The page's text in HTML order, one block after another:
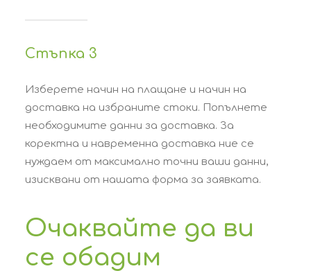
Стъпка 3
Изберете начин на плащане и начин на
доставка на избраните стоки. Попълнете
необходимите данни за доставка. За
коректна и навременна доставка ние се
нуждаем от максимално точни ваши данни,
изисквани от нашата форма за заявката.
Очаквайте да ви
се обадим